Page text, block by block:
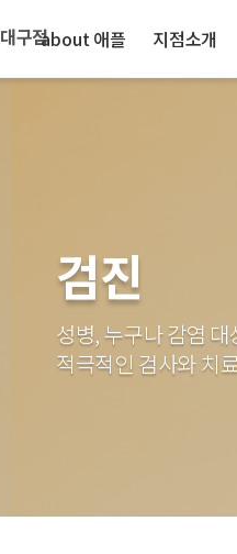
대구점about 애플 지점소개
검진
성병, 누구나 감염
적극적인 검사와 치